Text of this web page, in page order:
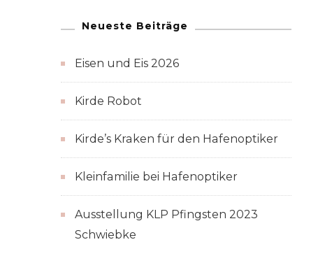
Neueste Beiträge
Eisen und Eis 2026
Kirde Robot
Kirde’s Kraken für den Hafenoptiker
Kleinfamilie bei Hafenoptiker
Ausstellung KLP Pfingsten 2023
Schwiebke